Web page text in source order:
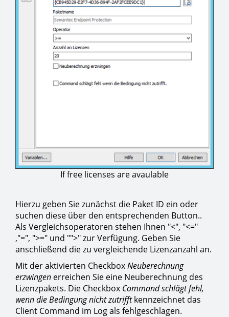
If free licenses are avaulable
Hierzu geben Sie zunächst die Paket ID ein oder
suchen diese über den entsprechenden Button..
Als Vergleichsoperatoren stehen Ihnen "<", "<="
,"=", ">=" und "">" zur Verfügung. Geben Sie
anschließend die zu vergleichende Lizenzanzahl an.
Mit der aktivierten CheckboxNeuberechnung
erzwingen erreichen Sie eine Neuberechnung des
Lizenzpakets. Die Checkbox Command schlägt fehl,
wenn die Bedingung nicht zutrifftkennzeichnet das
Client Command im Log als fehlgeschlagen.